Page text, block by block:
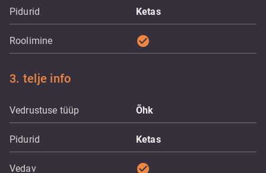
Pidurid Ketas
Roolimine check_circle
3. telje info
Vedrustuse tüüp Õhk
Pidurid Ketas
Vedav check_circle